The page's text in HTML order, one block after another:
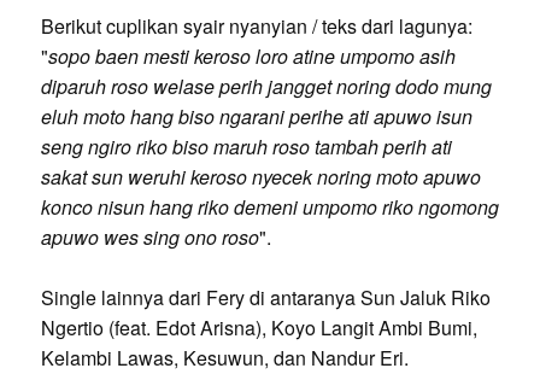
Berikut cuplikan syair nyanyian / teks dari lagunya:
"sopo baen mesti keroso loro atine umpomo asih
diparuh roso welase perih jangget noring dodo mung
eluh moto hang biso ngarani perihe ati apuwo isun
seng ngiro riko biso maruh roso tambah perih ati
sakat sun weruhi keroso nyecek noring moto apuwo
konco nisun hang riko demeni umpomo riko ngomong
apuwo wes sing ono roso".
Single lainnya dari Fery di antaranya Sun Jaluk Riko
Ngertio (feat. Edot Arisna), Koyo Langit Ambi Bumi,
Kelambi Lawas, Kesuwun, dan Nandur Eri.